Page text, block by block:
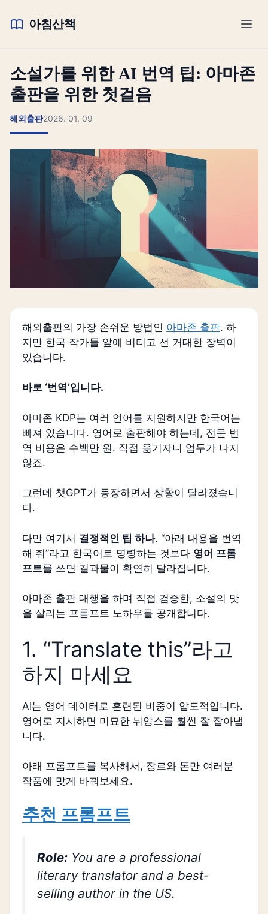
아침산책
소설가를 위한 AI 번역 팁: 아마존
출판을 위한 첫걸음
해외출판2026. 01. 09
해외출판의 가장 손쉬운 방법인 아마존 출판. 하
지만 한국 작가들 앞에 버티고 선 거대한 장벽이
있습니다.
바로 ‘번역’입니다.
아마존 KDP는 여러 언어를 지원하지만 한국어는
빠져 있습니다. 영어로 출판해야 하는데, 전문 번
역 비용은 수백만 원. 직접 옮기자니 엄두가 나지
않죠.
그런데 챗GPT가 등장하면서 상황이 달라졌습니
다.
다만 여기서 결정적인 팁 하나. “아래 내용을 번역
해 줘”라고 한국어로 명령하는 것보다 영어 프롬
프트를 쓰면 결과물이 확연히 달라집니다.
아마존 출판 대행을 하며 직접 검증한, 소설의 맛
을 살리는 프롬프트 노하우를 공개합니다.
1. “Translate this”라고
하지 마세요
AI는 영어 데이터로 훈련된 비중이 압도적입니다.
영어로 지시하면 미묘한 뉘앙스를 훨씬 잘 잡아냅
니다.
아래 프롬프트를 복사해서, 장르와 톤만 여러분
작품에 맞게 바꿔보세요.
추천 프롬프트
Role: You are a professional
literary translator and a best-
selling author in the US.